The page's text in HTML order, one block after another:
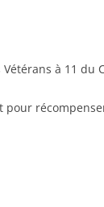
à 11 du
pour